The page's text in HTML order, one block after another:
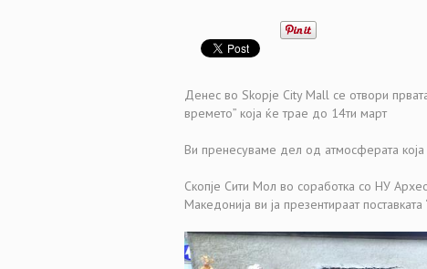
Денес во Skopje City Mall се отвори
времето” која ќе трае до 14ти март
Ви пренесуваме дел од атмосферата
Скопје Сити Мол во соработка со НУ
Македонија ви ја презентираат